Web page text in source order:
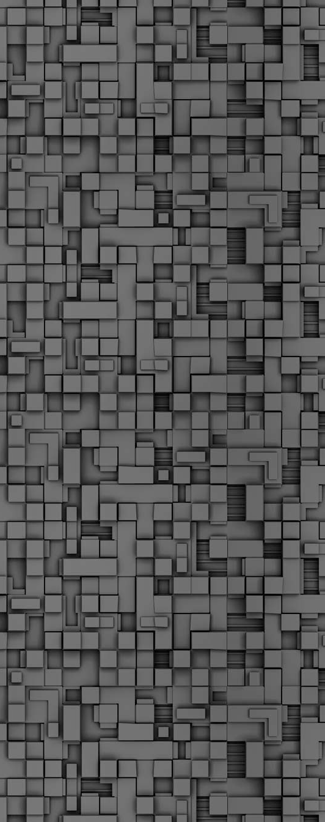
σε δήμους
φωτογραφικό
αυτή την
μας έχουν
φωτογραφικό
MAR
ορκίστηκαν οι
«Με αυτούς,
δημοτική
ευκαιρία να
MAR
δήμους
Μεγάλες
Να θυμίσουμε
Αστυνομία
χρόνια! Και
φτάνουμε
υπηρετούσαν
απόφαση του
είναι...
2
Τον
κατά το
Δημοτική
ζώων και την
FEB
18
ΣτΕ:
και
Με την
αξιώσεις των
δώρων,
αντιδράσεις
Το ΣτΕ
Πάσχα και
διαμάχη
Παροχή
► Δείτε/
FEB
1
Με